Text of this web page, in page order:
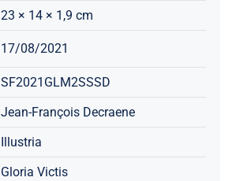
23 × 14 × 1,9 cm
17/08/2021
SF2021GLM2SSSD
Jean-François Decraene
Illustria
Gloria Victis